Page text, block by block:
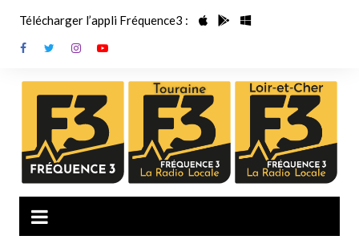
contenu
Télécharger l’appli Fréquence3 :